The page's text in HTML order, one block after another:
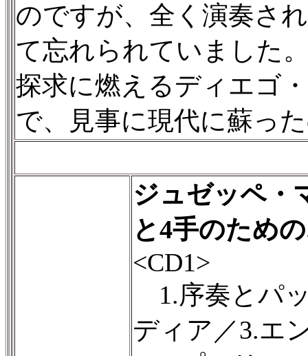
のですが、全く演奏さ
て忘れられていました
探求に燃えるディエゴ
で、見事に現代に蘇っ
ジュゼッペ・
と4手のため
<CD1>
1.序奏とパ
ディア／3.エ